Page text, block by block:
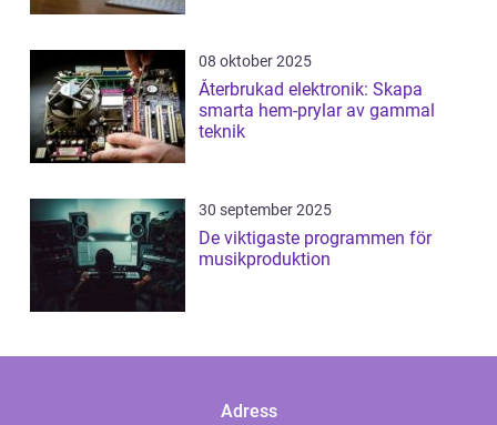
08 oktober 2025
Återbrukad elektronik: Skapa
smarta hem-prylar av gammal
teknik
30 september 2025
De viktigaste programmen för
musikproduktion
Adress